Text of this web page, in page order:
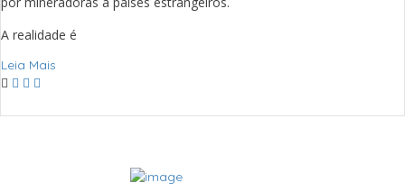
A realidade é
Leia Mais